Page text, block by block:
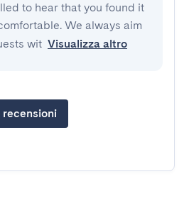
to hear that you found it
We always aim
wit Visualizza altro